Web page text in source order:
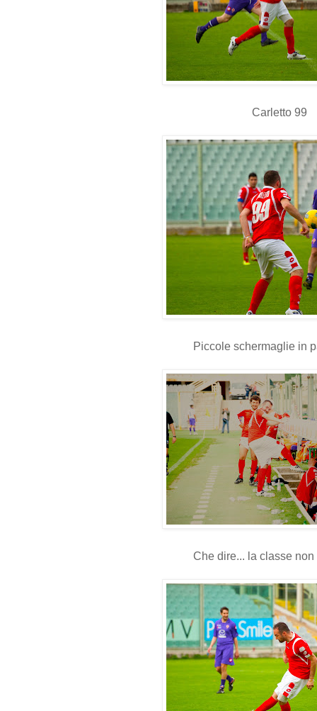
Carletto 99
Piccole schermaglie in
Che dire... la classe non